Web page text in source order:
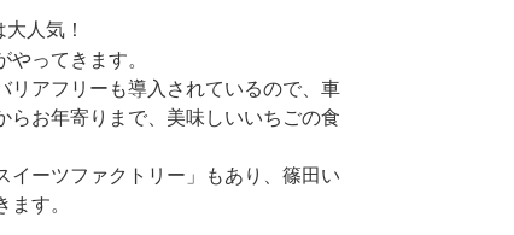
大人気！
ってきます。
アフリーも導入されているので、車
お年寄りまで、美味しいいちごの食
ーツファクトリー」もあり、篠田い
す。